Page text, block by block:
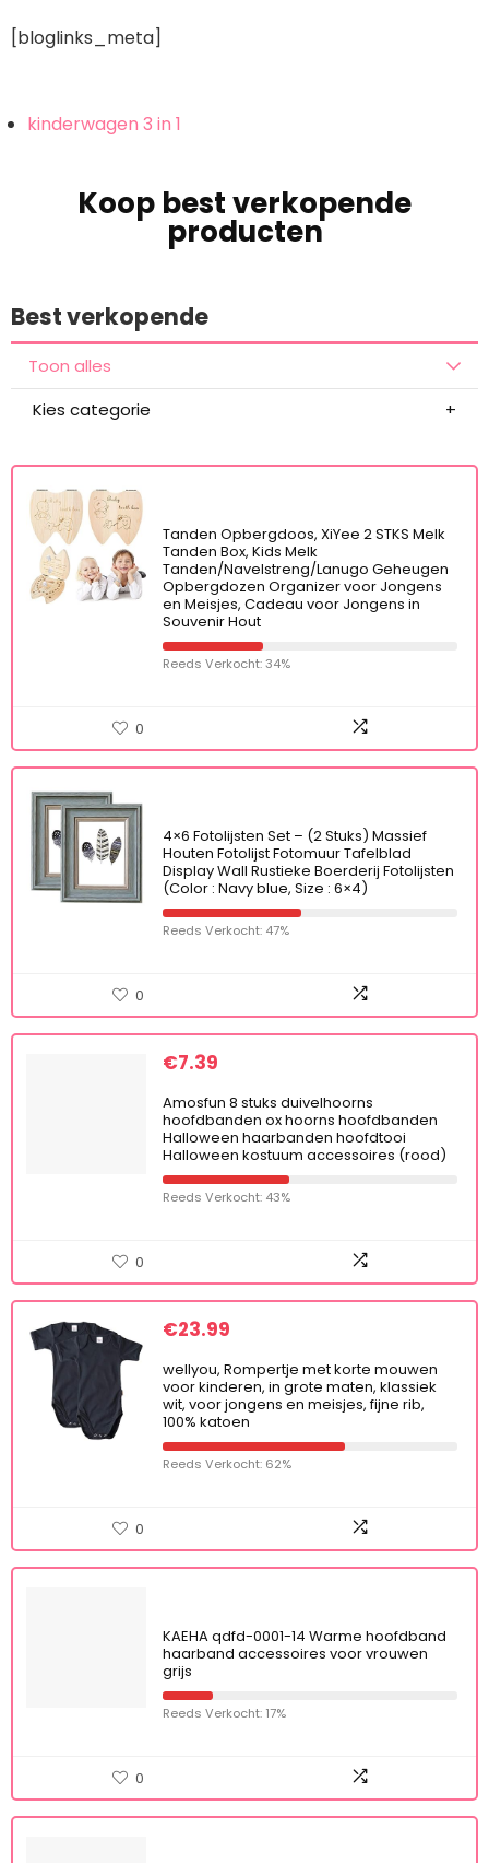
[bloglinks_meta]
kinderwagen 3 in 1
Koop best verkopende
producten
Best verkopende
Toon alles
Kies categorie
Tanden Opbergdoos, XiYee 2 STKS Melk
Tanden Box, Kids Melk
Tanden/Navelstreng/Lanugo Geheugen
Opbergdozen Organizer voor Jongens
en Meisjes, Cadeau voor Jongens in
Souvenir Hout
Reeds Verkocht: 34%
0
4×6 Fotolijsten Set – (2 Stuks) Massief
Houten Fotolijst Fotomuur Tafelblad
Display Wall Rustieke Boerderij Fotolijsten
(Color : Navy blue, Size : 6×4)
Reeds Verkocht: 47%
0
€7.39
Amosfun 8 stuks duivelhoorns
hoofdbanden ox hoorns hoofdbanden
Halloween haarbanden hoofdtooi
Halloween kostuum accessoires (rood)
Reeds Verkocht: 43%
0
€23.99
wellyou, Rompertje met korte mouwen
voor kinderen, in grote maten, klassiek
wit, voor jongens en meisjes, fijne rib,
100% katoen
Reeds Verkocht: 62%
0
KAEHA qdfd-0001-14 Warme hoofdband
haarband accessoires voor vrouwen
grijs
Reeds Verkocht: 17%
0